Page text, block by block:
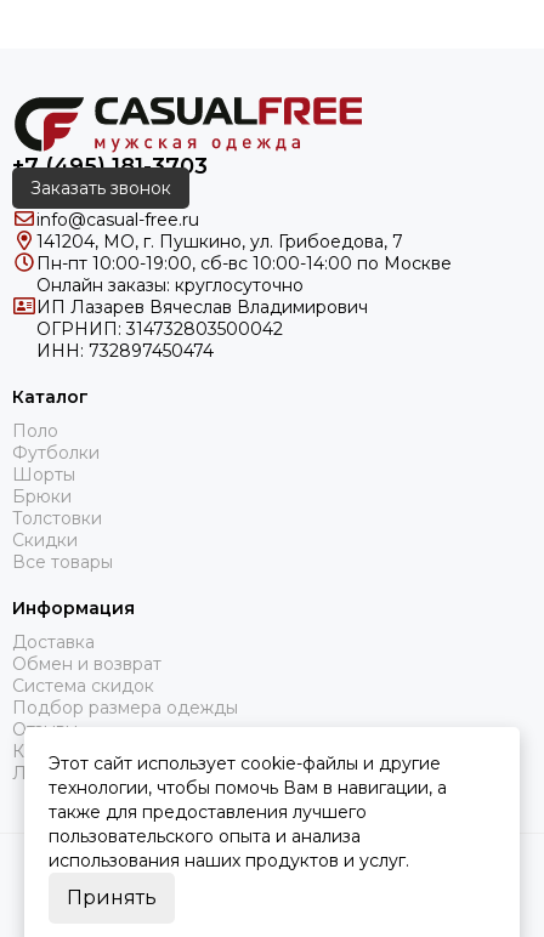
+7 (495) 181-3703
Заказать звонок
info@casual-free.ru
141204, МО, г. Пушкино, ул. Грибоедова, 7
Пн-пт 10:00-19:00, сб-вс 10:00-14:00 по Москве
Онлайн заказы: круглосуточно
ИП Лазарев Вячеслав Владимирович
ОГРНИП: 314732803500042
ИНН: 732897450474
Каталог
Поло
Футболки
Шорты
Брюки
Толстовки
Скидки
Все товары
Информация
Доставка
Обмен и возврат
Система скидок
Подбор размера одежды
Отзывы
Контакты
Личный кабинет
2026 © CasualFree.Карта сайта. Политика конфиденциальности
Сделано в
Этот сайт использует cookie-файлы и другие
технологии, чтобы помочь Вам в навигации, а
также для предоставления лучшего
пользовательского опыта и анализа
использования наших продуктов и услуг.
Принять